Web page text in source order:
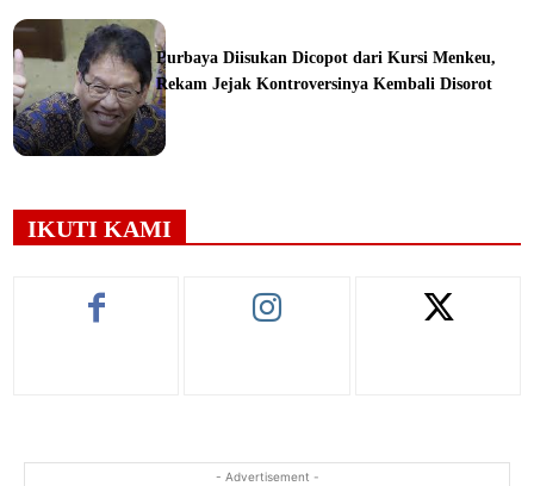
Purbaya Diisukan Dicopot dari Kursi Menkeu,
Rekam Jejak Kontroversinya Kembali Disorot
IKUTI KAMI
- Advertisement -